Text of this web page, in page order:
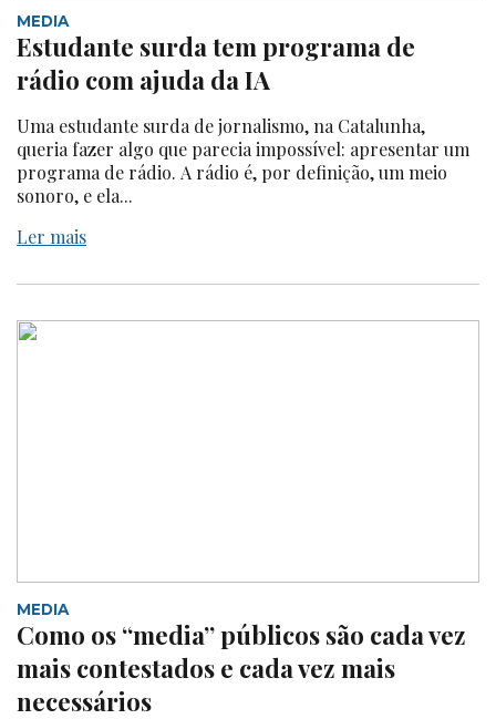
MEDIA
Estudante surda tem programa de
rádio com ajuda da IA
Uma estudante surda de jornalismo, na Catalunha,
queria fazer algo que parecia impossível: apresentar um
programa de rádio. A rádio é, por definição, um meio
sonoro, e ela...
Ler mais
MEDIA
Como os “media” públicos são cada vez
mais contestados e cada vez mais
necessários